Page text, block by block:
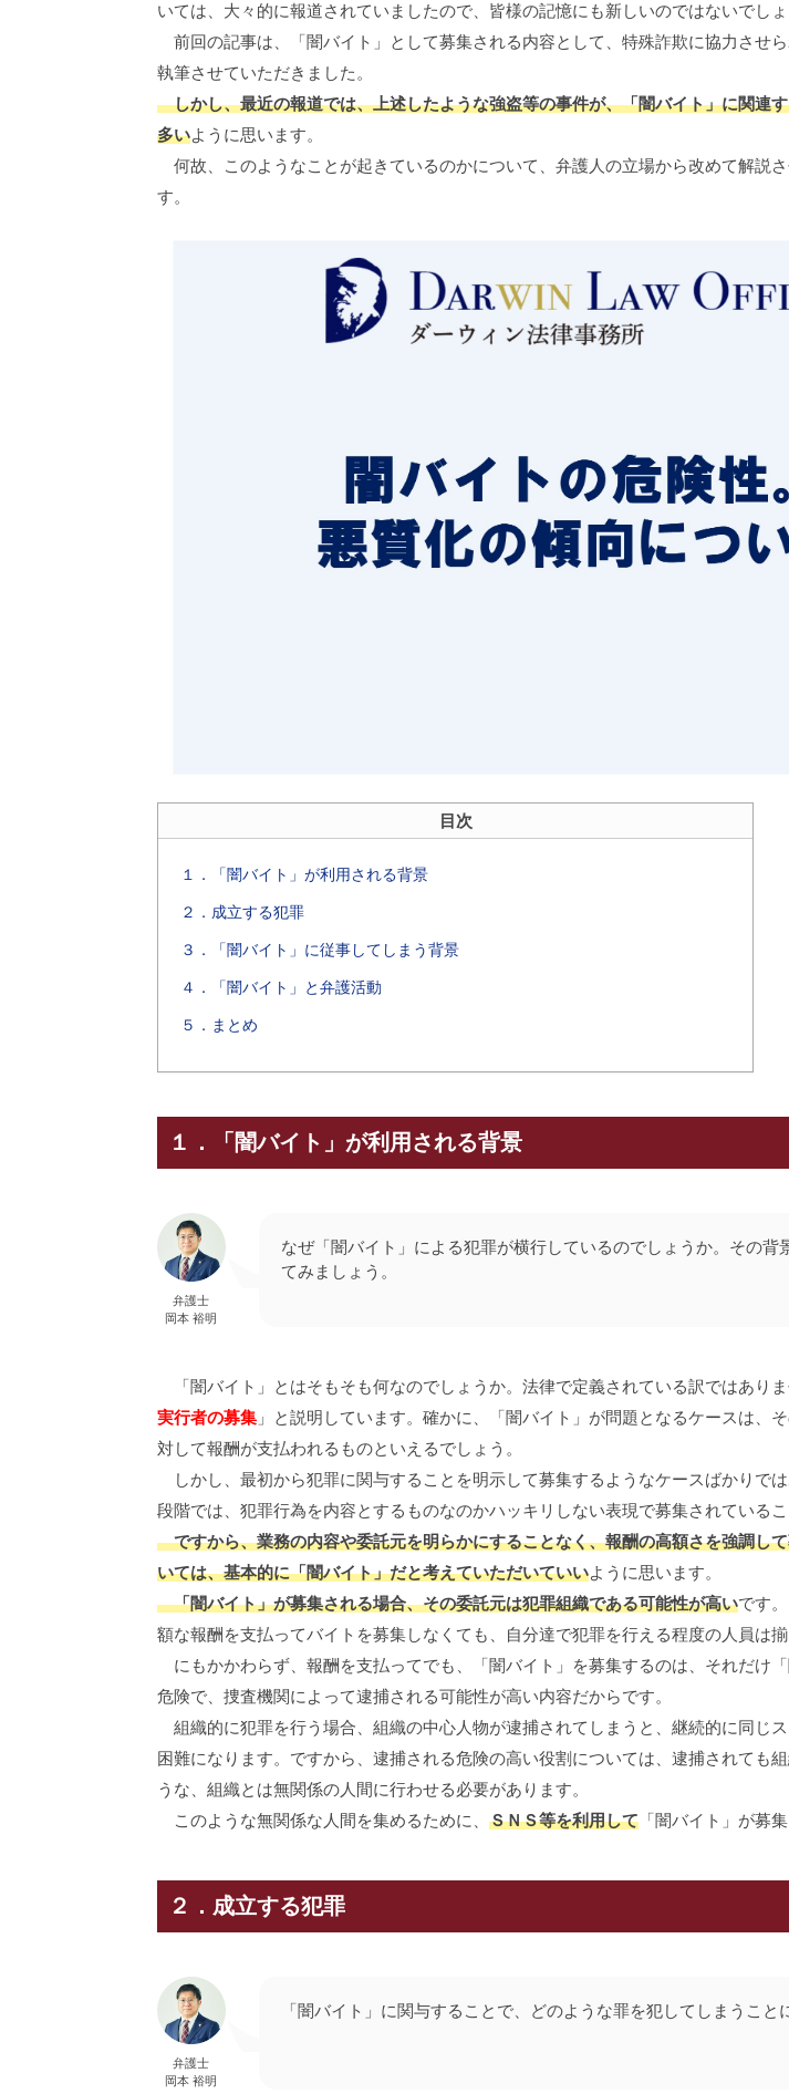
いては、大々的に報道されていましたので、皆様の記憶にも新しいのではないでしょ
前回の記事は、「闇バイト」として募集される内容として、特殊詐欺に協力させ
執筆させていただきました。
しかし、最近の報道では、上述したような強盗等の事件が、「闇バイト」に関連
多いように思います。
何故、このようなことが起きているのかについて、弁護人の立場から改めて解説
す。
目次
１．「闇バイト」が利用される背景
２．成立する犯罪
３．「闇バイト」に従事してしまう背景
４．「闇バイト」と弁護活動
５．まとめ
１．「闇バイト」が利用される背景
弁護士
岡本 裕明
なぜ「闇バイト」による犯罪が横行しているのでしょうか。その背
てみましょう。
「闇バイト」とはそもそも何なのでしょうか。法律で定義されている訳ではあり
実行者の募集 」と説明しています。確かに、「闇バイト」が問題となるケースは、
対して報酬が支払われるものといえるでしょう。
しかし、最初から犯罪に関与することを明示して募集するようなケースばかりで
段階では、犯罪行為を内容とするものなのかハッキリしない表現で募集されているこ
ですから、業務の内容や委託元を明らかにすることなく、報酬の高額さを強調し
いては、基本的に「闇バイト」だと考えていただいていいように思います。
「闇バイト」が募集される場合、その委託元は犯罪組織である可能性が高いです
額な報酬を支払ってバイトを募集しなくても、自分達で犯罪を行える程度の人員は揃
にもかかわらず、報酬を支払ってでも、「闇バイト」を募集するのは、それだけ
危険で、捜査機関によって逮捕される可能性が高い内容だからです。
組織的に犯罪を行う場合、組織の中心人物が逮捕されてしまうと、継続的に同じ
困難になります。ですから、逮捕される危険の高い役割については、逮捕されても
うな、組織とは無関係の人間に行わせる必要があります。
このような無関係な人間を集めるために、 ＳＮＳ等を利用して 「闇バイト」が募
２．成立する犯罪
弁護士
岡本 裕明
「闇バイト」に関与することで、どのような罪を犯してしまうこと